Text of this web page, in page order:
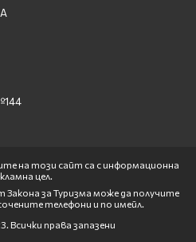
на този сайт са с информационна
цел.
Закона за Туризма може да получите
телефони и по имейл.
Всички права запазени